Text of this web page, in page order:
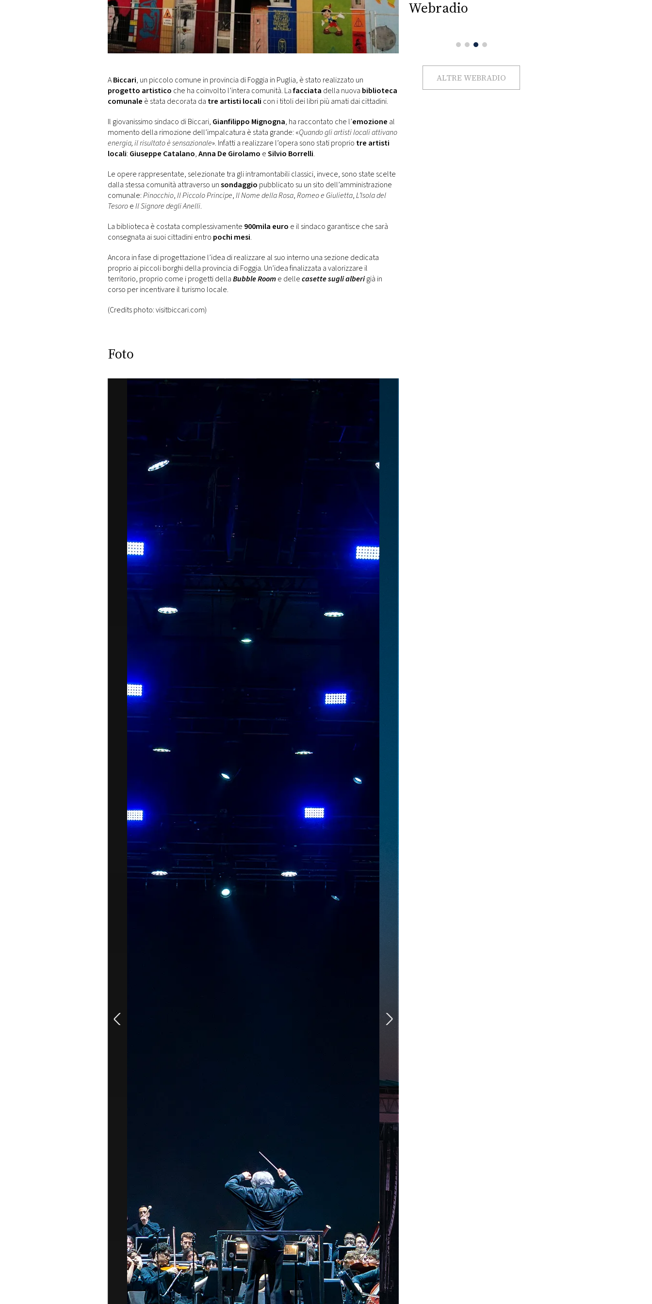
DI
MONACO
RMC
CONSIGLIA
ABiccari, un piccolo comune in provincia di Foggia in Puglia, è stato realizzato un
progetto artistico che ha coinvolto l’intera comunità. Lafacciata della nuova biblioteca
comunale è stata decorata da tre artisti locali con i titoli dei libri più amati dai cittadini.
Il giovanissimo sindaco di Biccari, Gianfilippo Mignogna, ha raccontato che l’emozione al
momento della rimozione dell’impalcatura è stata grande: «Quando gli artisti locali attivano
energia, il risultato è sensazionale». Infatti a realizzare l’opera sono stati proprio tre artisti
locali: Giuseppe Catalano,Anna De Girolamo eSilvio Borrelli.
Le opere rappresentate, selezionate tra gli intramontabili classici, invece, sono state scelte
dalla stessa comunità attraverso unsondaggio pubblicato su un sito dell’amministrazione
comunale:Pinocchio,Il Piccolo Principe,Il Nome della Rosa,Romeo e Giulietta,L’Isola del
TesoroeIl Signore degli Anelli.
La biblioteca è costata complessivamente 900mila euro e il sindaco garantisce che sarà
consegnata ai suoi cittadini entro pochi mesi.
Ancora in fase di progettazione l’idea di realizzare al suo interno una sezione dedicata
proprio ai piccoli borghi della provincia di Foggia. Un’idea finalizzata a valorizzare il
territorio, proprio come i progetti dellaBubble Roome dellecasette sugli alberigià in
corso per incentivare il turismo locale.
(Credits photo: visitbiccari.com)
Foto
Webradio
ALTRE WEBRADIO